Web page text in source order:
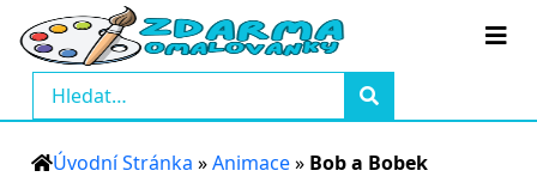
Úvodní Stránka »Animace» Bob a Bobek